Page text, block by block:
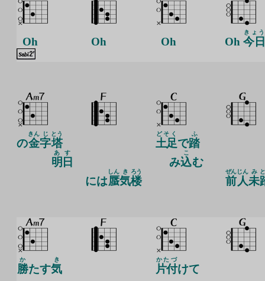
Oh Oh Oh Oh 今日
きょう
の金
きん
字
じ
塔
とう
明日
あす
には蜃
しん
気
き
楼
ろう
土足
どそく
で踏
ふ
み込
こ
む
前
ぜん
人
じん
未
み
勝
か
たす気
き
片付
かたづ
けて